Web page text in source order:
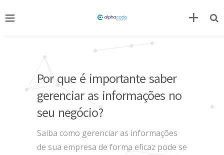
Por que é importante saber
gerenciar as informações no
seu negócio?
Saiba como gerenciar as informações
de sua empresa de forma eficaz pode se